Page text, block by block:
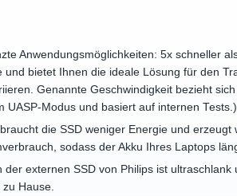
Anwendungsmöglichkeiten: 5x schneller
bietet Ihnen die ideale Lösung für den
Genannte Geschwindigkeit bezieht
UASP-Modus und basiert auf internen Tests.)
die SSD weniger Energie und
sodass der Akku Ihres Laptops
externen SSD von Philips ist
Hause.